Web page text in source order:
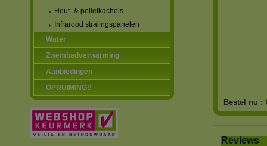
Hout- & pelletkachels
Infrarood stralingspanelen
Water
Zwembadverwarming
Aanbiedingen
OPRUIMING!!
Bestel nu :
Reviews